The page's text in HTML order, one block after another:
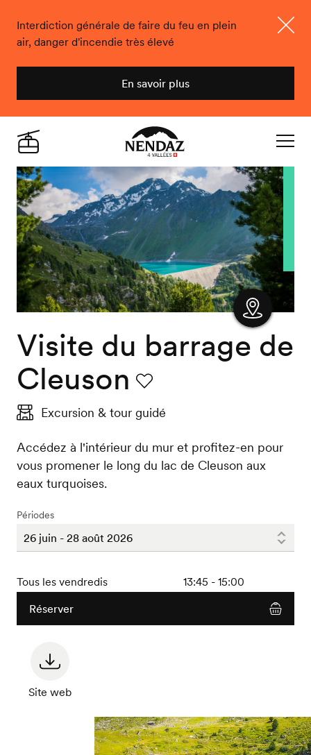
Interdiction générale de faire du feu en plein
air, danger d'incendie très élevé
En savoir plus
Nendaz
Live
Afficher
Visite du barrage de
Cleuson
Excursion & tour guidé
Accédez à l'intérieur du mur et profitez-en pour
vous promener le long du lac de Cleuson aux
eaux turquoises.
Périodes
Tous les vendredis
13:45 - 15:00
Réserver
Site web